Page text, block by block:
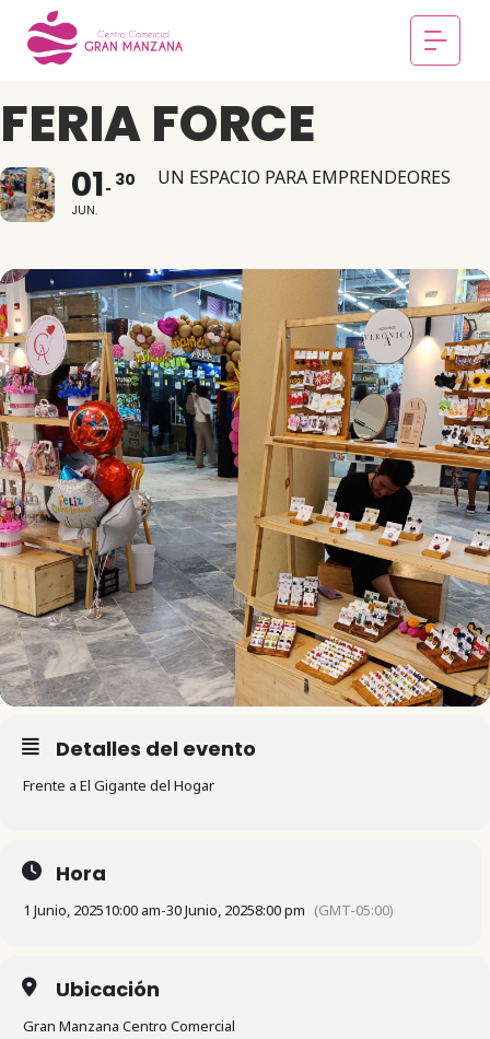
FERIA FORCE
01
JUN.
30 UN ESPACIO PARA EMPRENDEORES
Detalles del evento
Frente a El Gigante del Hogar
Hora
1 Junio, 202510:00 am-30 Junio, 20258:00 pm (GMT-05:00)
Ubicación
Gran Manzana Centro Comercial